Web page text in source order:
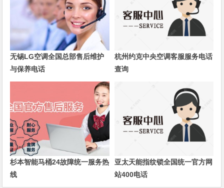
无锡LG空调全国总部售后维护
与保养电话
杭州约克中央空调客服服务电话
查询
杉本智能马桶24故障统一服务热
线
亚太天能指纹锁全国统一官方网
站400电话